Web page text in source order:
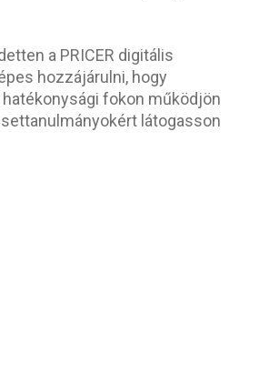
a PRICER digitális
hozzájárulni, hogy
fokon működjön
látogasson